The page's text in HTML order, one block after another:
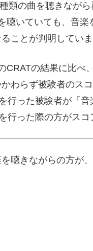
類の曲を聴きながら
聴いていても、音
ことが判明していま
の結果に比べ
わらず被験者のス
行った被験者が「
った際の方がスコ
聴きながらの方が